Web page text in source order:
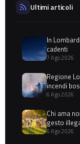
Ultimi articoli
In
cadenti
7 Ago 2026
Regione
incendi
6 Ago 2026
Chi ama
gesto
6 Ago 2026